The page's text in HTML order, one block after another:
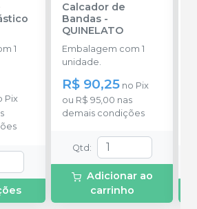
1
Pix
Calcador de
Bandas-
QUINELATO
Embalagem com 1
unidade.
R$ 90,25 no Pix
ou R$ 95,00 nas
demais condições
Qtd :
Adicionar ao
carrinho